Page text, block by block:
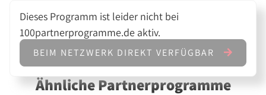
Dieses Programm ist leider nicht bei
100partnerprogramme.de aktiv.
BEIM NETZWERK DIREKT VERFÜGBAR
Ähnliche Partnerprogramme